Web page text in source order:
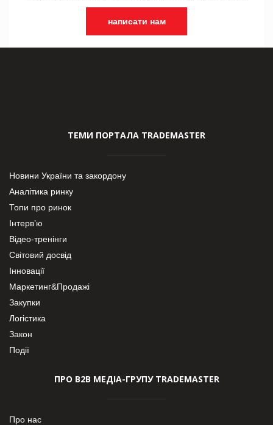
написати нам
ТЕМИ ПОРТАЛА TRADEMASTER
Новини України та закордону
Аналітика ринку
Топи про ринок
Інтерв’ю
Відео-тренінги
Світовий досвід
Інновації
Маркетинг&Продажі
Закупки
Логістика
Закон
Події
ПРО В2В МЕДІА-ГРУПУ TRADEMASTER
Про нас